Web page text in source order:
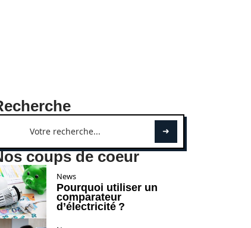
coups de coeur
News
Pourquoi utiliser un
comparateur
d’électricité ?